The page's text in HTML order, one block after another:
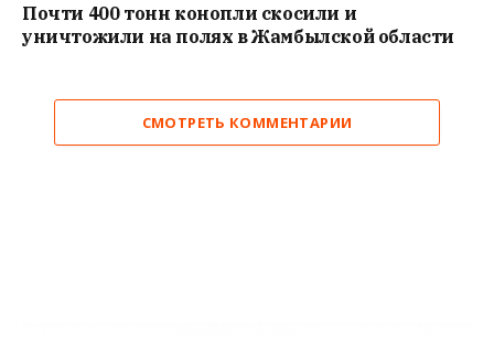
Почти 400 тонн конопли скосили и
уничтожили на полях в Жамбылской области
СМОТРЕТЬ КОММЕНТАРИИ